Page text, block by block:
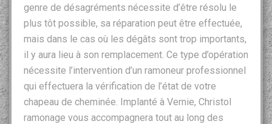
genre de désagréments nécessite d’être résolu le
plus tôt possible, sa réparation peut être effectuée,
mais dans le cas où les dégâts sont trop importants,
il y aura lieu à son remplacement. Ce type d’opération
nécessite l’intervention d’un ramoneur professionnel
qui effectuera la vérification de l’état de votre
chapeau de cheminée. Implanté à Vernie, Christol
ramonage vous accompagnera tout au long des